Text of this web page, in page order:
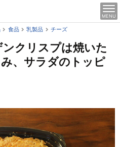
MENU
食品 乳製品 チーズ
クリスプは焼いた
、サラダのトッピ